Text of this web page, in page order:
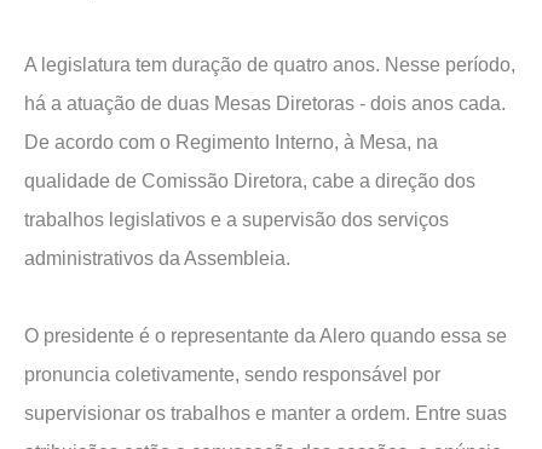
A legislatura tem duração de quatro anos. Nesse período,
há a atuação de duas Mesas Diretoras - dois anos cada.
De acordo com o Regimento Interno, à Mesa, na
qualidade de Comissão Diretora, cabe a direção dos
trabalhos legislativos e a supervisão dos serviços
administrativos da Assembleia.
O presidente é o representante da Alero quando essa se
pronuncia coletivamente, sendo responsável por
supervisionar os trabalhos e manter a ordem. Entre suas